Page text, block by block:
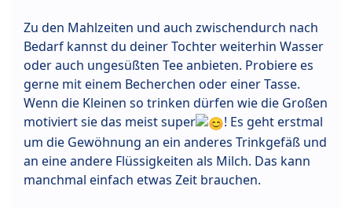
Zu den Mahlzeiten und auch zwischendurch nach
Bedarf kannst du deiner Tochter weiterhin Wasser
oder auch ungesüßten Tee anbieten. Probiere es
gerne mit einem Becherchen oder einer Tasse.
Wenn die Kleinen so trinken dürfen wie die Großen
motiviert sie das meist super
! Es geht erstmal
um die Gewöhnung an ein anderes Trinkgefäß und
an eine andere Flüssigkeiten als Milch. Das kann
manchmal einfach etwas Zeit brauchen.